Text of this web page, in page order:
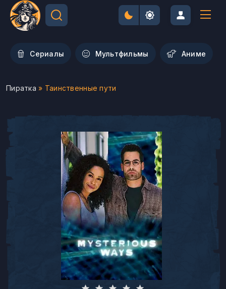
Сериалы Мультфильмы Aниме
Пиратка » Таинственные пути